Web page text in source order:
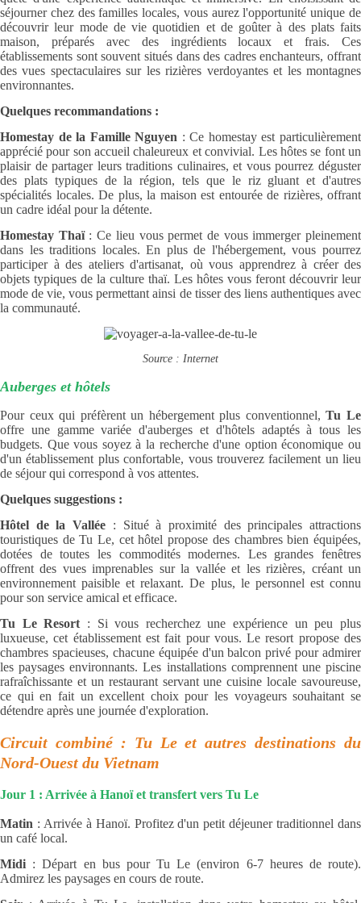
séjourner chez des familles locales, vous aurez l'opportunité unique de
découvrir leur mode de vie quotidien et de goûter à des plats faits
maison, préparés avec des ingrédients locaux et frais. Ces
établissements sont souvent situés dans des cadres enchanteurs, offrant
des vues spectaculaires sur les rizières verdoyantes et les montagnes
environnantes.
Quelques recommandations :
Homestay de la Famille Nguyen : Ce homestay est particulièrement
apprécié pour son accueil chaleureux et convivial. Les hôtes se font un
plaisir de partager leurs traditions culinaires, et vous pourrez déguster
des plats typiques de la région, tels que le riz gluant et d'autres
spécialités locales. De plus, la maison est entourée de rizières, offrant
un cadre idéal pour la détente.
Homestay Thaï: Ce lieu vous permet de vous immerger pleinement
dans les traditions locales. En plus de l'hébergement, vous pourrez
participer à des ateliers d'artisanat, où vous apprendrez à créer des
objets typiques de la culture thaï. Les hôtes vous feront découvrir leur
mode de vie, vous permettant ainsi de tisser des liens authentiques avec
la communauté.
Source : Internet
Auberges et hôtels
Pour ceux qui préfèrent un hébergement plus conventionnel,Tu Le
offre une gamme variée d'auberges et d'hôtels adaptés à tous les
budgets. Que vous soyez à la recherche d'une option économique ou
d'un établissement plus confortable, vous trouverez facilement un lieu
de séjour qui correspond à vos attentes.
Quelques suggestions :
Hôtel de la Vallée : Situé à proximité des principales attractions
touristiques de Tu Le, cet hôtel propose des chambres bien équipées,
dotées de toutes les commodités modernes. Les grandes fenêtres
offrent des vues imprenables sur la vallée et les rizières, créant un
environnement paisible et relaxant. De plus, le personnel est connu
pour son service amical et efficace.
Tu Le Resort : Si vous recherchez une expérience un peu plus
luxueuse, cet établissement est fait pour vous. Le resort propose des
chambres spacieuses, chacune équipée d'un balcon privé pour admirer
les paysages environnants. Les installations comprennent une piscine
rafraîchissante et un restaurant servant une cuisine locale savoureuse,
ce qui en fait un excellent choix pour les voyageurs souhaitant se
détendre après une journée d'exploration.
Circuit combiné : Tu Le et autres destinations du
Nord-Ouest du Vietnam
Jour 1 : Arrivée à Hanoï et transfert vers Tu Le
Matin : Arrivée à Hanoï. Profitez d'un petit déjeuner traditionnel dans
un café local.
Midi : Départ en bus pour Tu Le (environ 6-7 heures de route).
Admirez les paysages en cours de route.